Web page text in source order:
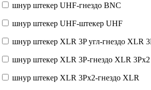
шнур штекер UHF-гнездо BNC
шнур штекер UHF-штекер UHF
шнур штекер XLR 3P угл-гнездо XLR
шнур штекер XLR 3P-гнездо XLR 3Px2
шнур штекер XLR 3Px2-гнездо XLR